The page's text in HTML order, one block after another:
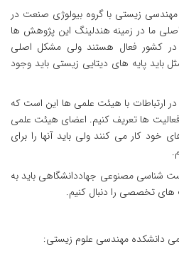
زیستی با گروه بیولوژی صنعت در
ما در زمینه هندلینگ این پژوهش ها
در کشور فعال هستند ولی مشکل اصلی
باید پایه های دیتایی زیستی باید وجود
ارتباطات با هیئت علمی ها این است که
ها تعریف کنیم. اعضای هیئت علمی
خود کار می کنند ولی باید آنها را برای
شناسی مصنوعی جهاددانشگاهی باید به
تخصصی را دنبال کنیم.
دانشکده مهندسی علوم زیستی: